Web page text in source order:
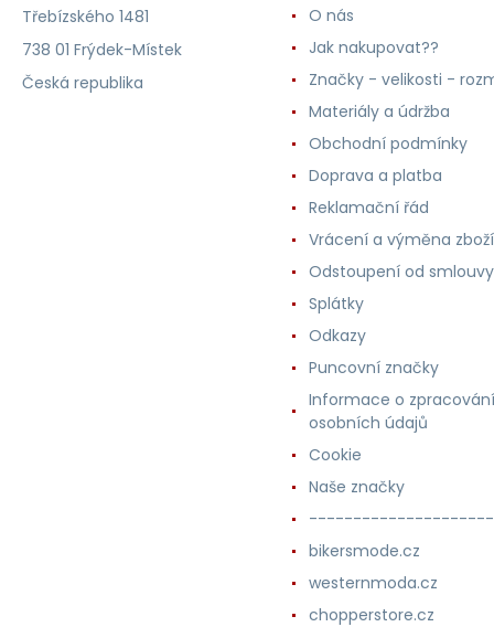
Třebízského 1481
738 01 Frýdek-Místek
Česká republika
O nás
Jak nakupovat??
Značky - velikosti -
Materiály a údržba
Obchodní podmínky
Doprava a platba
Reklamační řád
Vrácení a výměna zboží
Odstoupení od smlouvy
Splátky
Odkazy
Puncovní značky
Informace o zpracování
osobních údajů
Cookie
Naše značky
bikersmode.cz
westernmoda.cz
chopperstore.cz